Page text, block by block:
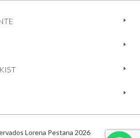
Lorena Pestana 2026